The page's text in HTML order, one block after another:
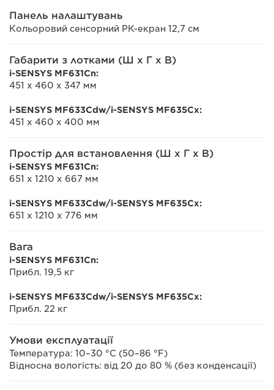
Панель налаштувань
Кольоровий сенсорний РК-екран 12,7 см
Габарити з лотками (Ш x Г x В)
i-SENSYS MF631Cn:
451 x 460 x 347 мм
i-SENSYS MF633Cdw/i-SENSYS MF635Cx:
451 x 460 x 400 мм
Простір для встановлення (Ш x Г x В)
i-SENSYS MF631Cn:
651 x 1210 x 667 мм
i-SENSYS MF633Cdw/i-SENSYS MF635Cx:
651 x 1210 x 776 мм
Вага
i-SENSYS MF631Cn:
Прибл. 19,5 кг
i-SENSYS MF633Cdw/i-SENSYS MF635Cx:
Прибл. 22 кг
Умови експлуатації
Температура: 10–30 °C (50–86 °F)
Відносна вологість: від 20 до 80 % (без конденсації)